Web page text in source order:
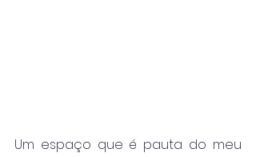
Um espaço que é pauta do meu